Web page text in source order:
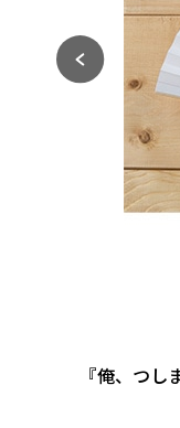
『俺、つし